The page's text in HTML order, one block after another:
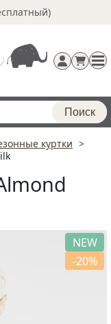
Регистрация
Поиск
куртки
NEW
-20%